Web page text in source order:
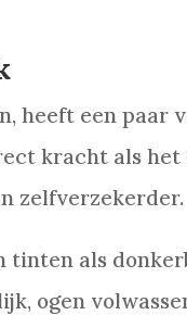
heeft een paar
kracht als
zelfverzekerder.
als
ogen